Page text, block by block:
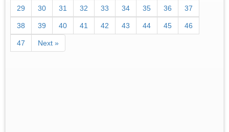
29 30 31 32 33 34 35 36 37
38 39 40 41 42 43 44 45 46
47 Next »